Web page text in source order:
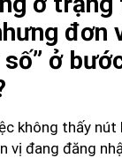
đơn
ở
không thấy nút
vị đang đăng